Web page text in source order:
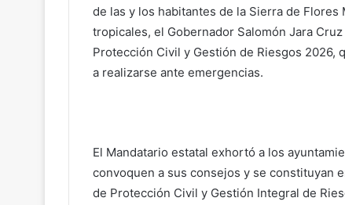
de las y los habitantes de la Sierra de
tropicales, el Gobernador Salomón Jara
Protección Civil y Gestión de Riesgos 2026,
a realizarse ante emergencias.
El Mandatario estatal exhortó a los
convoquen a sus consejos y se constituyan
de Protección Civil y Gestión Integral de